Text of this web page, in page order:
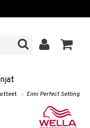
» Eimi Perfect Setting